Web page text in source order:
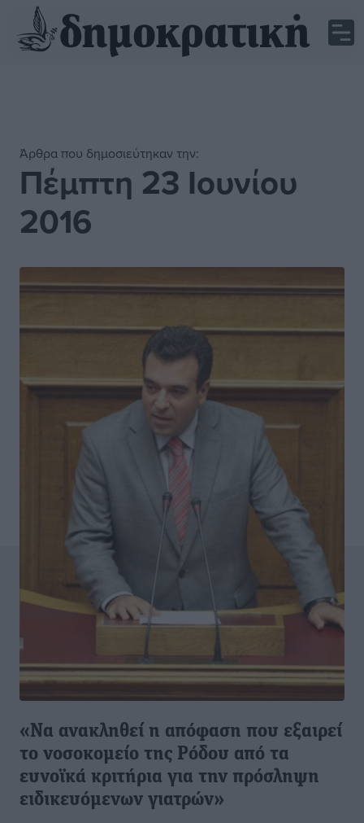
Άρθρα που δημοσιεύτηκαν την:
Πέμπτη 23 Ιουνίου
2016
«Να ανακληθεί η απόφαση που εξαιρεί
το νοσοκομείο της Ρόδου από τα
ευνοϊκά κριτήρια για την πρόσληψη
ειδικευόμενων γιατρών»